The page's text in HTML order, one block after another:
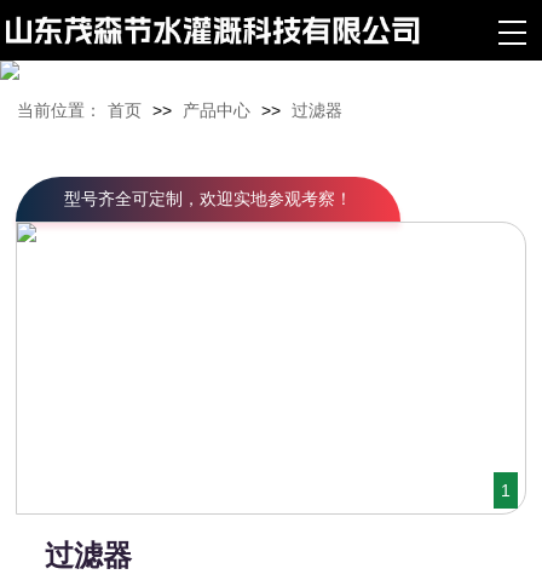
当前位置： 首页 >> 产品中心 >> 过滤器
型号齐全可定制，欢迎实地参观考察！
1
过滤器